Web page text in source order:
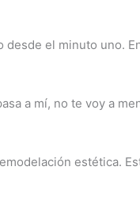
el minuto uno.
a mí, no te voy a
estética.